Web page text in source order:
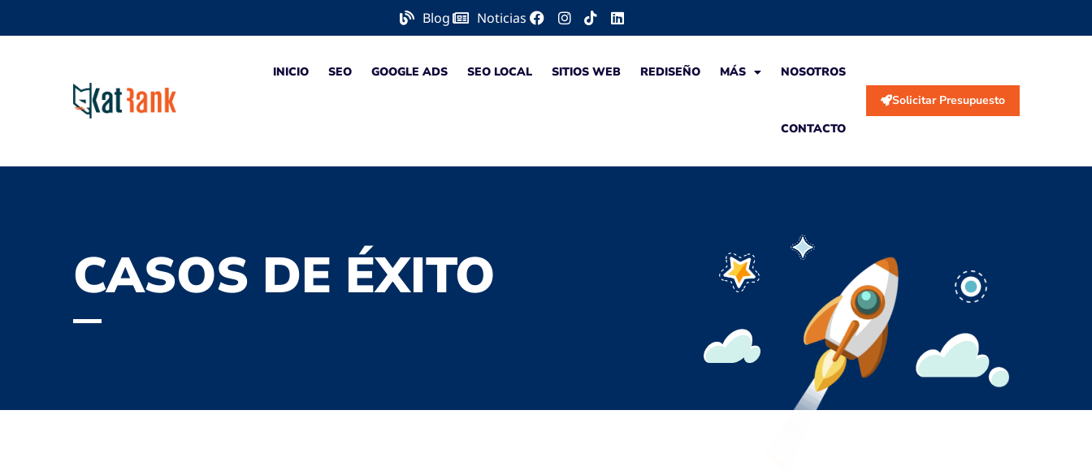
Blog Noticias
INICIO SEO GOOGLE ADS SEO LOCAL SITIOS WEB REDISEÑO MÁS NOSOTROS
CONTACTO
Solicitar Presupuesto
CASOS DE ÉXITO